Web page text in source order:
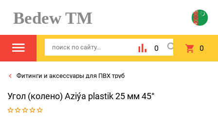
Bedew TM
0 0
Фитинги и аксессуары для ПВХ труб
Угол (колено) Aziýa plastik 25 мм 45°